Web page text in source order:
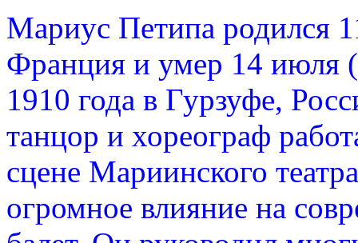
Мариус Петипа родился
Франция и умер 14 июля
1910 года в Гурзуфе,
танцор и хореограф
сцене Мариинского
огромное влияние на